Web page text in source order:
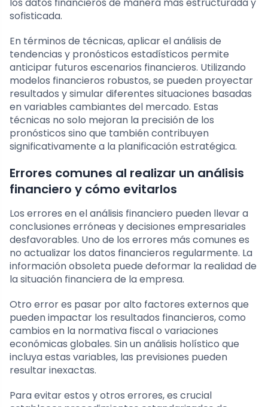
sofisticada.
En términos de técnicas, aplicar el análisis de
tendencias y pronósticos estadísticos permite
anticipar futuros escenarios financieros. Utilizando
modelos financieros robustos, se pueden proyectar
resultados y simular diferentes situaciones basadas
en variables cambiantes del mercado. Estas
técnicas no solo mejoran la precisión de los
pronósticos sino que también contribuyen
significativamente a la planificación estratégica.
Errores comunes al realizar un análisis
financiero y cómo evitarlos
Los errores en el análisis financiero pueden llevar a
conclusiones erróneas y decisiones empresariales
desfavorables. Uno de los errores más comunes es
no actualizar los datos financieros regularmente. La
información obsoleta puede deformar la realidad de
la situación financiera de la empresa.
Otro error es pasar por alto factores externos que
pueden impactar los resultados financieros, como
cambios en la normativa fiscal o variaciones
económicas globales. Sin un análisis holístico que
incluya estas variables, las previsiones pueden
resultar inexactas.
Para evitar estos y otros errores, es crucial